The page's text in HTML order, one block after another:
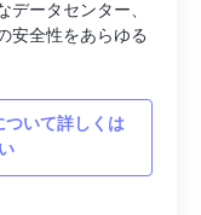
ータセンター、
安全性をあらゆる
ついて詳しくは